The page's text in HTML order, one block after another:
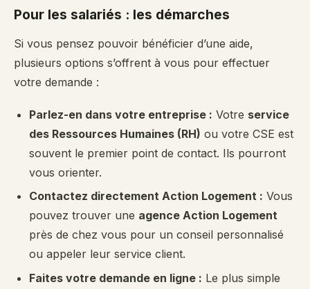
Pour les salariés : les démarches
Si vous pensez pouvoir bénéficier d’une aide,
plusieurs options s’offrent à vous pour effectuer
votre demande :
Parlez-en dans votre entreprise : Votre service
des Ressources Humaines (RH) ou votre CSE est
souvent le premier point de contact. Ils pourront
vous orienter.
Contactez directement Action Logement : Vous
pouvez trouver une agence Action Logement
près de chez vous pour un conseil personnalisé
ou appeler leur service client.
Faites votre demande en ligne : Le plus simple